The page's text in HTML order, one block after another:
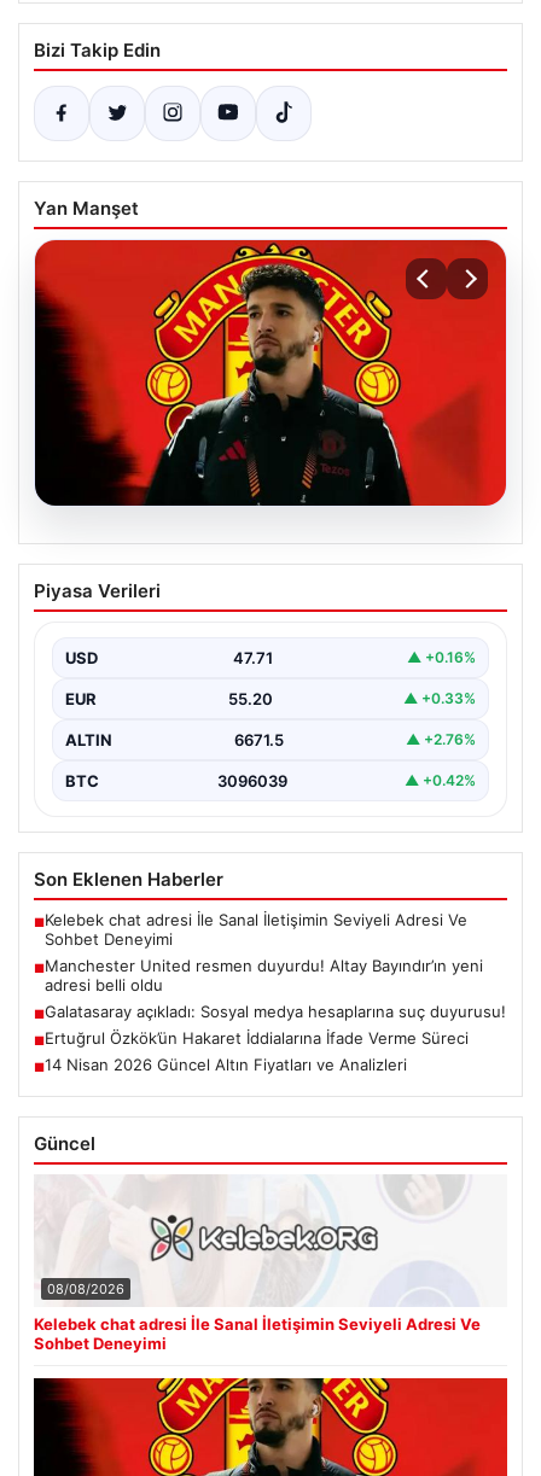
Bizi Takip Edin
Yan Manşet
Manchester United resmen duyurdu!
Altay Bayındır’ın yeni adresi belli oldu
Piyasa Verileri
USD 47.71 ▲ +0.16%
EUR 55.20 ▲ +0.33%
ALTIN 6671.5 ▲ +2.76%
BTC 3096039 ▲ +0.42%
Son Eklenen Haberler
■Kelebek chat adresi İle Sanal İletişimin Seviyeli Adresi Ve
Sohbet Deneyimi
■Manchester United resmen duyurdu! Altay Bayındır’ın yeni
adresi belli oldu
■Galatasaray açıkladı: Sosyal medya hesaplarına suç duyurusu!
■Ertuğrul Özkök’ün Hakaret İddialarına İfade Verme Süreci
■14 Nisan 2026 Güncel Altın Fiyatları ve Analizleri
Güncel
08/08/2026
Kelebek chat adresi İle Sanal İletişimin Seviyeli Adresi Ve
Sohbet Deneyimi